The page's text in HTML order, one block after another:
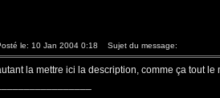
le: 10 Jan 2004 0:18 Sujet du message:
la mettre ici la description, comme ça tout le